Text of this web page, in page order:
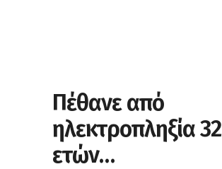
Πέθανε από
ηλεκτροπληξία 32
ετών…